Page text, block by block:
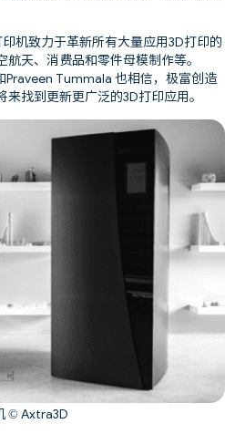
机致力于革新所有大量应用3D打印的
天、消费品和零件母模制作等。
Tummala 也相信，极富创造
找到更新更广泛的3D打印应用。
© Axtra3D